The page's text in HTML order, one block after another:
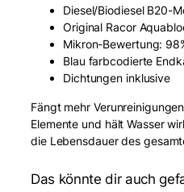
e
(
0
i
Diesel/Biodiesel B20-
Original Racor
Mikron-Bewertung:
Blau farbcodierte
Dichtungen inklusive
Fängt mehr
Elemente und hält Wasser
die Lebensdauer des
Das könnte dir auch